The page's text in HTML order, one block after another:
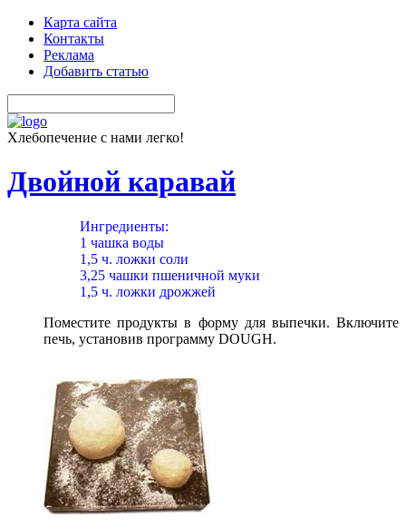
Карта сайта
Контакты
Реклама
Добавить статью
Хлебопечение с нами легко!
Двойной каравай
Ингредиенты:
1 чашка воды
1,5 ч. ложки соли
3,25 чашки пшеничной муки
1,5 ч. ложки дрожжей
Поместите продукты в форму для выпечки. Включите
печь, установив программу DOUGH.